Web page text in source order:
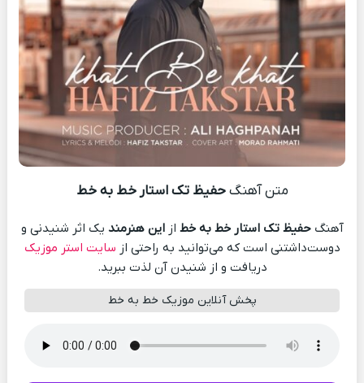
متن آهنگحفیظ تک استار خط به خط
آهنگحفیظ تک استار خط به خط ازاین هنرمند یک اثر شنیدنی و
دوست‌داشتنی است که می‌توانید به راحتی از سایت استر موزیک
دریافت و از شنیدن آن لذت ببرید.
پخش آنلاین موزیک خط به خط